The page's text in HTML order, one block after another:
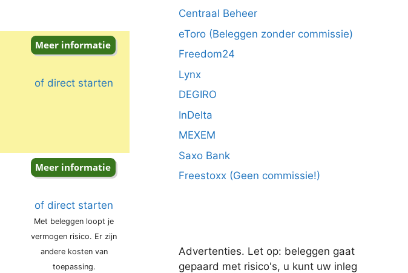
of direct starten
of direct starten
Met beleggen loopt je
vermogen risico. Er zijn
andere kosten van
toepassing.
Centraal Beheer
eToro (Beleggen zonder commissie)
Freedom24
Lynx
DEGIRO
InDelta
MEXEM
Saxo Bank
Freestoxx (Geen commissie!)
Advertenties. Let op: beleggen gaat
gepaard met risico's, u kunt uw inleg